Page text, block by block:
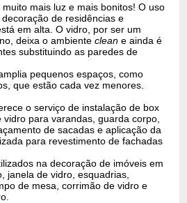
mais luz e mais bonitos! O uso
de residências e
em alta. O vidro, por ser um
deixa o ambienteclean e ainda é
substituindo as paredes de
pequenos espaços, como
que estão cada vez menores.
o serviço de instalação de box
para varandas, guarda corpo,
de sacadas e aplicação da
para revestimento de fachadas
na decoração de imóveis em
janela de vidro, esquadrias,
de mesa, corrimão de vidro e